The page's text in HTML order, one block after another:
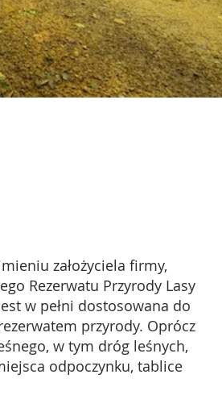
założyciela firmy,
Rezerwatu Przyrody Lasy
w pełni dostosowana do
przyrody. Oprócz
w tym dróg leśnych,
odpoczynku, tablice